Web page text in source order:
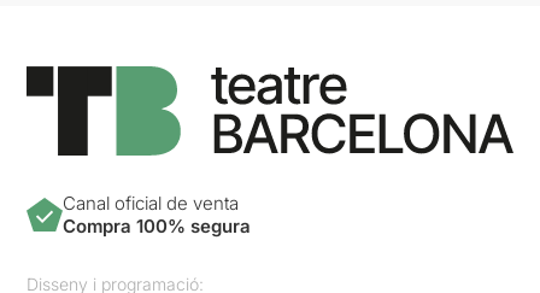
Canal oficial de venta
Compra 100% segura
Disseny i programació: